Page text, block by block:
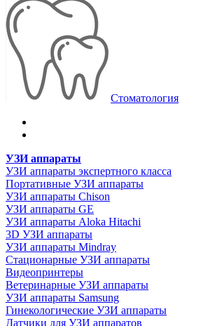
Стоматология
УЗИ аппараты
УЗИ аппараты экспертного класса
Портативные УЗИ аппараты
УЗИ аппараты Chison
УЗИ аппараты GE
УЗИ аппараты Aloka Hitachi
3D УЗИ аппараты
УЗИ аппараты Mindray
Стационарные УЗИ аппараты
Видеопринтеры
Ветеринарные УЗИ аппараты
УЗИ аппараты Samsung
Гинекологические УЗИ аппараты
Датчики для УЗИ аппаратов